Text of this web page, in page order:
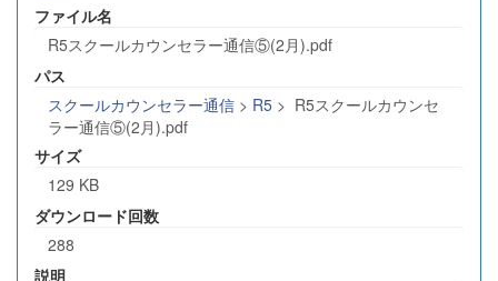
ファイル名
R5スクールカウンセラー通信⑤(2月).pdf
パス
スクールカウンセラー通信 > R5 > R5スクールカウンセ
ラー通信⑤(2月).pdf
サイズ
129 KB
ダウンロード回数
288
説明